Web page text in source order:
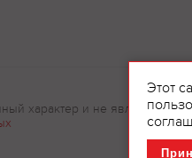
характер и не являются
Этот